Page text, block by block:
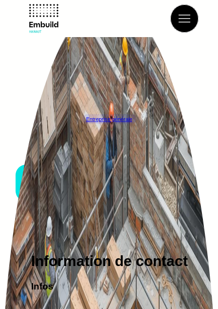
Retour à l’annuaire
Entreprise générale
BESTO BELGIUM
LA LOUVIÈRE
Information de contact
Infos